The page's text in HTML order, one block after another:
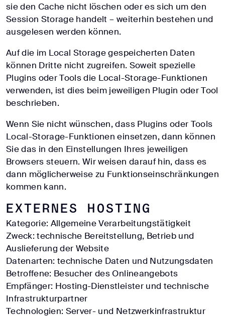
sie den Cache nicht löschen oder es sich um den
Session Storage handelt – weiterhin bestehen und
ausgelesen werden können.
Auf die im Local Storage gespeicherten Daten
können Dritte nicht zugreifen. Soweit spezielle
Plugins oder Tools die Local-Storage-Funktionen
verwenden, ist dies beim jeweiligen Plugin oder Tool
beschrieben.
Wenn Sie nicht wünschen, dass Plugins oder Tools
Local-Storage-Funktionen einsetzen, dann können
Sie das in den Einstellungen Ihres jeweiligen
Browsers steuern. Wir weisen darauf hin, dass es
dann möglicherweise zu Funktionseinschränkungen
kommen kann.
Externes Hosting
Kategorie: Allgemeine Verarbeitungstätigkeit
Zweck: technische Bereitstellung, Betrieb und
Auslieferung der Website
Datenarten: technische Daten und Nutzungsdaten
Betroffene: Besucher des Onlineangebots
Empfänger: Hosting-Dienstleister und technische
Infrastrukturpartner
Technologien: Server- und Netzwerkinfrastruktur